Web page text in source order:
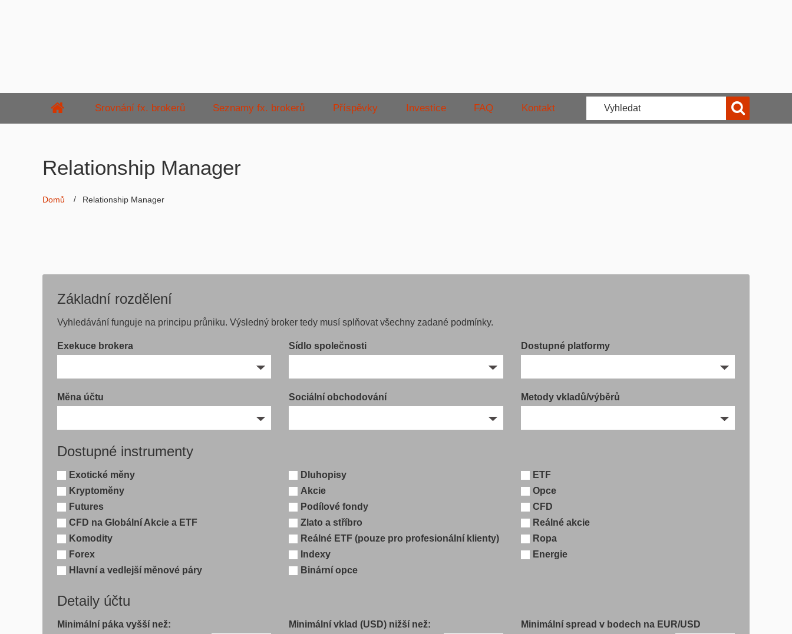
Srovnání fx. brokerů Seznamy fx. brokerů Příspěvky Investice FAQ Kontakt
Relationship Manager
Domů Relationship Manager
Základní rozdělení
Vyhledávání funguje na principu průniku. Výsledný broker tedy musí splňovat všechny zadané podmínky.
Exekuce brokera Sídlo společnosti Dostupné platformy
Měna účtu Sociální obchodování Metody vkladů/výběrů
Dostupné instrumenty
Exotické měny Dluhopisy
ETF
Kryptoměny
Akcie
Opce
Futures
Podílové fondy
CFD
CFD na Globální Akcie a ETF
Zlato a stříbro
Reálné akcie
Komodity
Reálné ETF (pouze pro profesionální klienty)
Ropa
Forex
Indexy
Energie
Hlavní a vedlejší měnové páry
Binární opce
Detaily účtu
Minimální páka vyšší než: Minimální vklad (USD) nižší než: Minimální spread v bodech na EUR/USD